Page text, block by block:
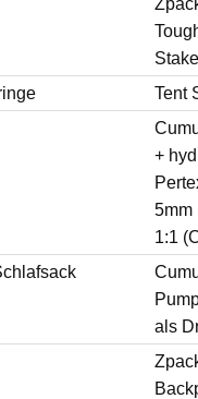
Tent
+
5mm
1:1
als